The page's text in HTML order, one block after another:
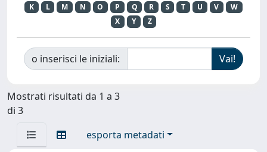
K
L M N O P Q R S T U V
W
X
Y Z
o inserisci le iniziali:
Mostrati risultati da 1 a 3
di 3
esporta metadati